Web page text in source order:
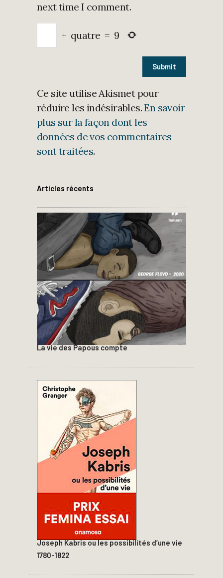
next time I comment.
+ quatre = 9
Ce site utilise Akismet pour
réduire les indésirables.En savoir
plus sur la façon dont les
données de vos commentaires
sont traitées.
Articles récents
La vie des Papous compte
Joseph Kabris ou les possibilités d’une vie
1780-1822